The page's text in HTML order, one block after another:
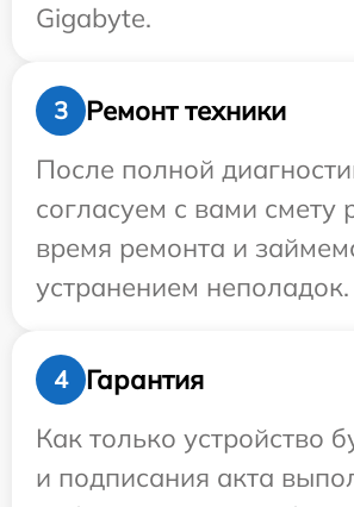
Gigabyte.
3
Ремонт техники
После полной
согласуем с вами смету
время ремонта и
устранением неполадок.
4
Гарантия
Как только устройство
и подписания акта